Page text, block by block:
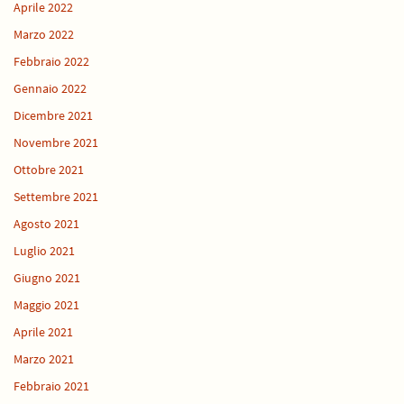
Aprile 2022
Marzo 2022
Febbraio 2022
Gennaio 2022
Dicembre 2021
Novembre 2021
Ottobre 2021
Settembre 2021
Agosto 2021
Luglio 2021
Giugno 2021
Maggio 2021
Aprile 2021
Marzo 2021
Febbraio 2021